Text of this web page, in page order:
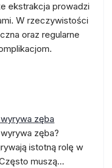
ekstrakcja prowadzi
W rzeczywistości
oraz regularne
zęba
zęba?
istotną rolę w
muszą…